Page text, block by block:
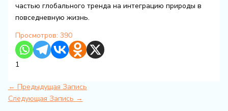
частью глобального тренда на интеграцию природы в
повседневную жизнь.
Просмотров: 390
1
← Предыдущая Запись
Следующая Запись →